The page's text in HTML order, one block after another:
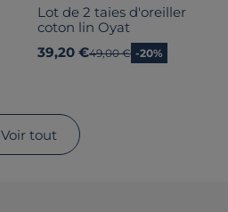
Lot de 2 taies d'oreiller
coton lin Oyat
39,20 €Ancien prix
49,00 € -20%
Voir tout